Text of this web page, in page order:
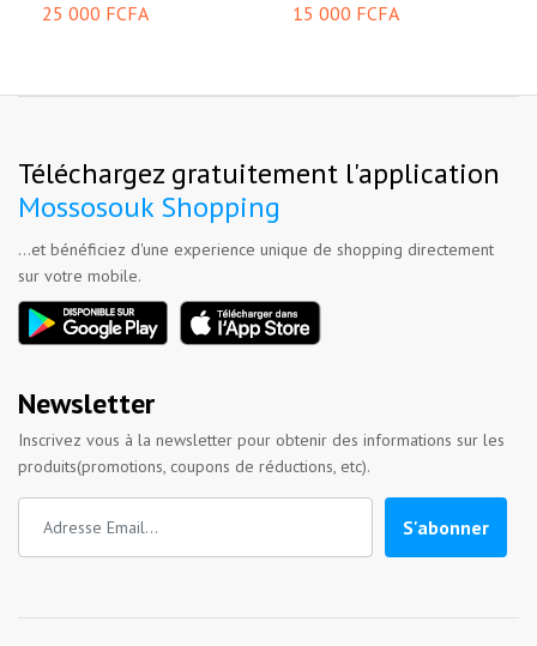
25 000 FCFA 15 000 FCFA
Téléchargez gratuitement l'application
Mossosouk Shopping
...et bénéficiez d'une experience unique de shopping directement
sur votre mobile.
Newsletter
Inscrivez vous à la newsletter pour obtenir des informations sur les
produits(promotions, coupons de réductions, etc).
S'abonner